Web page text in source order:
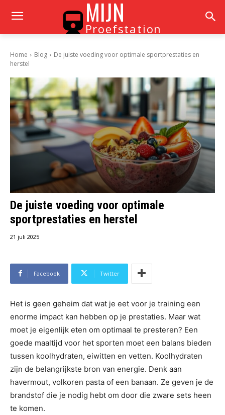
MIJN
Proefstation
Home Blog
De juiste voeding voor optimale sportprestaties en
herstel
De juiste voeding voor optimale
sportprestaties en herstel
21 juli 2025
Facebook Twitter
Het is geen geheim dat wat je eet voor je training een
enorme impact kan hebben op je prestaties. Maar wat
moet je eigenlijk eten om optimaal te presteren? Een
goede maaltijd voor het sporten moet een balans bieden
tussen koolhydraten, eiwitten en vetten. Koolhydraten
zijn de belangrijkste bron van energie. Denk aan
havermout, volkoren pasta of een banaan. Ze geven je de
brandstof die je nodig hebt om door die zware sets heen
te komen.